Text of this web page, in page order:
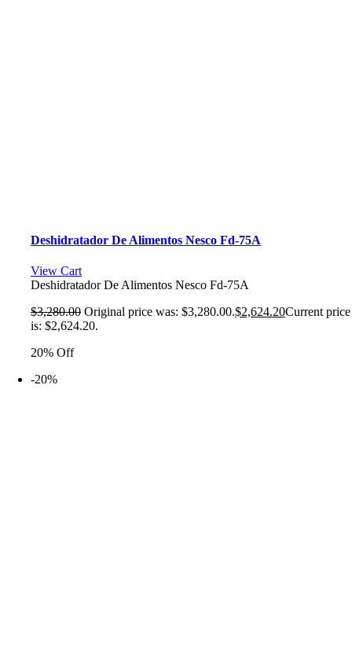
Deshidratador De Alimentos Nesco Fd-75A
View Cart
Deshidratador De Alimentos Nesco Fd-75A
$3,280.00 Original price was: $3,280.00.$2,624.20Current price
is: $2,624.20.
20% Off
-20%